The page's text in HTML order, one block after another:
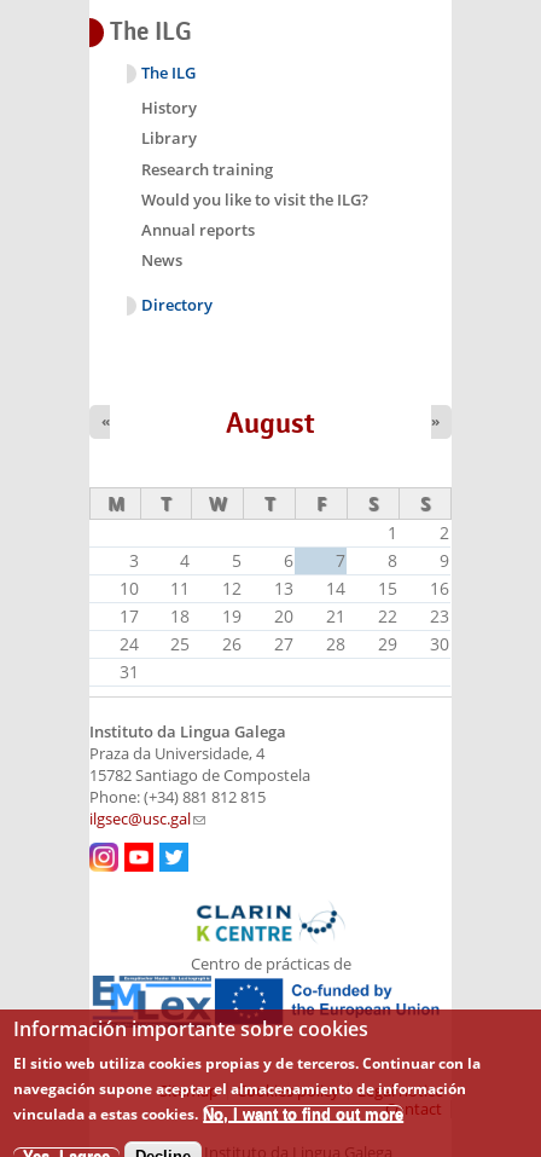
The ILG
The ILG
History
Library
Research training
Would you like to visit the ILG?
Annual reports
News
Directory
August
« »
M T W T F S S
1
2
3
4 5 6 7 8
9
10
11 12 13 14 15
16
17
18 19 20 21 22
23
24
25 26 27 28 29
30
31
Instituto da Lingua Galega
Praza da Universidade, 4
15782 Santiago de Compostela
Phone: (+34) 881 812 815
ilgsec@usc.gal(link sends e-mail)
Centro de prácticas de
Legal notice
Cookies policy
Sitemap
Contact
© 2026 Instituto da Lingua Galega
Información importante sobre cookies
El sitio web utiliza cookies propias y de terceros. Continuar con la
navegación supone aceptar el almacenamiento de información
vinculada a estas cookies. No, I want to find out more